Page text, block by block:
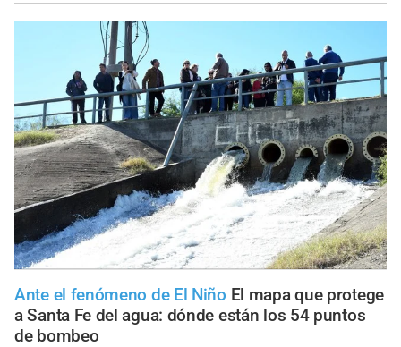
Ante el fenómeno de El Niño El mapa que protege
a Santa Fe del agua: dónde están los 54 puntos
de bombeo